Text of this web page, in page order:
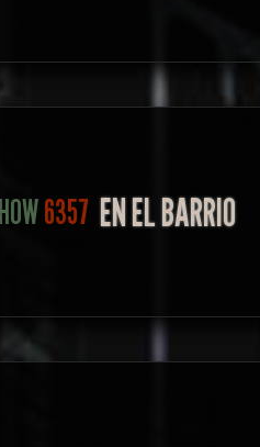
6357 EN EL BARRIO